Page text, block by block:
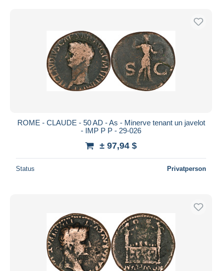
ROME - CLAUDE - 50 AD - As - Minerve tenant un javelot
- IMP P P - 29-026
± 97,94 $
Status Privatperson